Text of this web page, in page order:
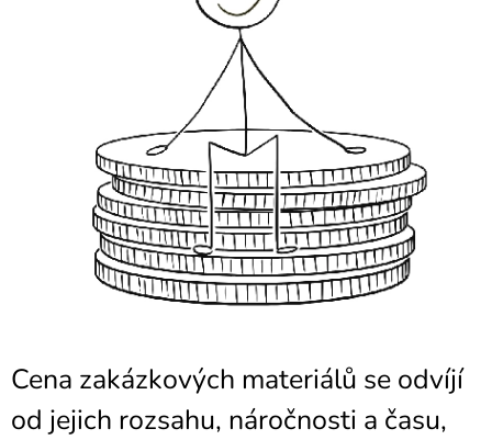
Cena zakázkových materiálů se odvíjí
od jejich rozsahu, náročnosti a času,